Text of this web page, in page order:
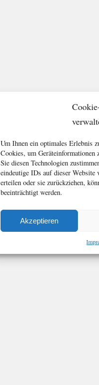
Um Ihnen ein optimales Erlebnis
Cookies, um Geräteinformationen
Sie diesen Technologien
eindeutige IDs auf dieser
erteilen oder sie zurückziehen,
beeinträchtigt werden.
Akzeptieren